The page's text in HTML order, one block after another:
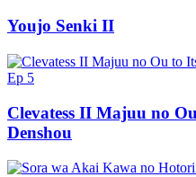
Youjo Senki II
Ep 5
Clevatess II Majuu no
Denshou